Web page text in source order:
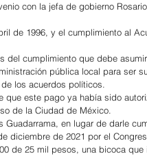
con la jefa de gobierno
de 1996, y el cumplimiento al
del cumplimiento que debe
pública local para ser
los acuerdos políticos.
este pago ya había sido
de la Ciudad de México.
en lugar de darle
diciembre de 2021 por el
de 25 mil pesos, una bicoca que